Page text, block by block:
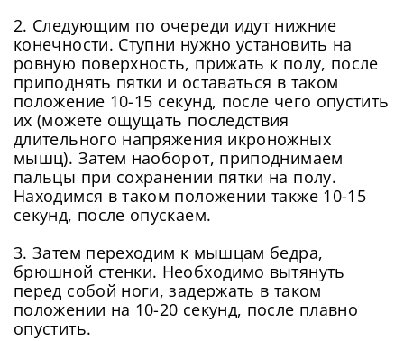
2. Следующим по очереди идут нижние
конечности. Ступни нужно установить на
ровную поверхность, прижать к полу, после
приподнять пятки и оставаться в таком
положение 10-15 секунд, после чего опустить
их (можете ощущать последствия
длительного напряжения икроножных
мышц). Затем наоборот, приподнимаем
пальцы при сохранении пятки на полу.
Находимся в таком положении также 10-15
секунд, после опускаем.
3. Затем переходим к мышцам бедра,
брюшной стенки. Необходимо вытянуть
перед собой ноги, задержать в таком
положении на 10-20 секунд, после плавно
опустить.